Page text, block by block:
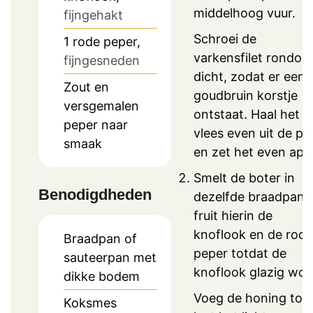
fijngehakt
1 rode peper,
fijngesneden
Zout en
versgemalen
peper naar
smaak
Benodigdheden
Braadpan of
sauteerpan met
dikke bodem
Koksmes
middelhoog vuur.
Schroei de
varkensfilet rondom
dicht, zodat er een
goudbruin korstje
ontstaat. Haal het
vlees even uit de
en zet het even
Smelt de boter in
dezelfde braadpan
fruit hierin de
knoflook en de rode
peper totdat de
knoflook glazig
Voeg de honing toe,